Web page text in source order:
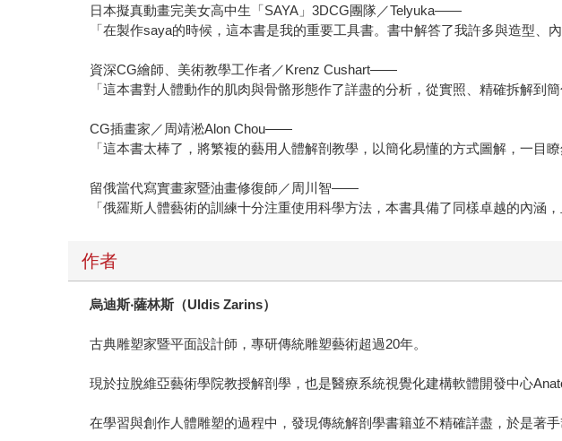
日本擬真動畫完美女高中生「SAYA」3DCG團隊／Telyuka——
「在製作saya的時候，這本書是我的重要工具書。書中解答了我許多與造型、
資深CG繪師、美術教學工作者／Krenz Cushart——
「這本書對人體動作的肌肉與骨骼形態作了詳盡的分析，從實照、精確拆解到
CG插畫家／周靖淞Alon Chou——
「這本書太棒了，將繁複的藝用人體解剖教學，以簡化易懂的方式圖解，一目
留俄當代寫實畫家暨油畫修復師／周川智——
「俄羅斯人體藝術的訓練十分注重使用科學方法，本書具備了同樣卓越的內涵
作者
烏迪斯‧薩林斯（Uldis Zarins）
古典雕塑家暨平面設計師，專研傳統雕塑藝術超過20年。
現於拉脫維亞藝術學院教授解剖學，也是醫療系統視覺化建構軟體開發中心
在學習與創作人體雕塑的過程中，發現傳統解剖學書籍並不精確詳盡，於是著